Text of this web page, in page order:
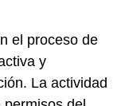
el proceso de
y
La actividad